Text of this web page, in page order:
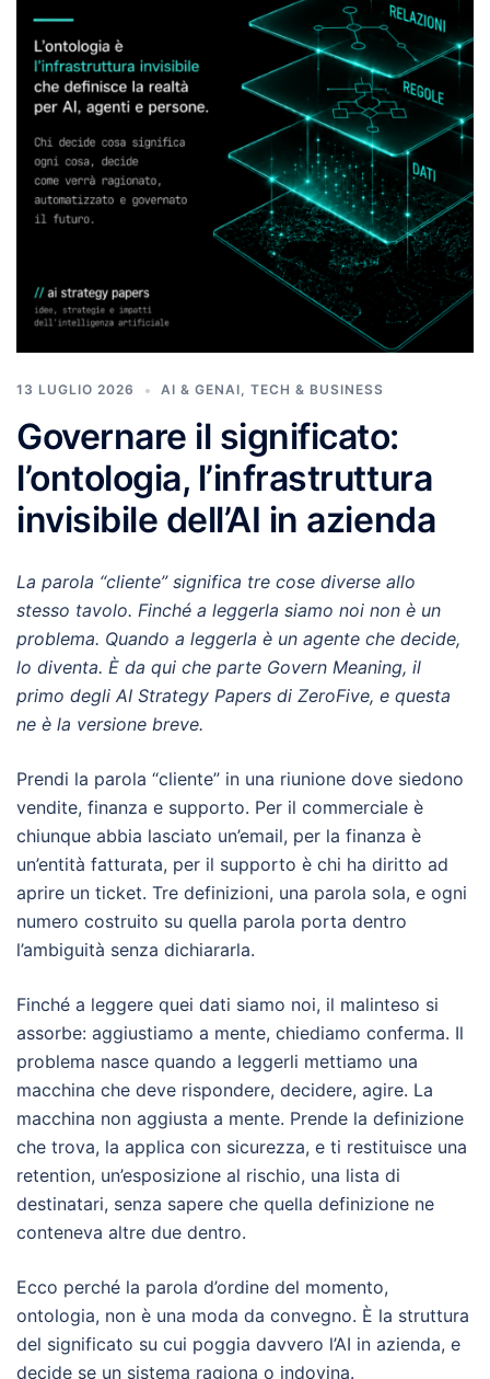
13 LUGLIO 2026 AI & GENAI, TECH & BUSINESS
Governare il significato:
l’ontologia, l’infrastruttura
invisibile dell’AI in azienda
La parola “cliente” significa tre cose diverse allo
stesso tavolo. Finché a leggerla siamo noi non è un
problema. Quando a leggerla è un agente che decide,
lo diventa. È da qui che parte Govern Meaning, il
primo degli AI Strategy Papers di ZeroFive, e questa
ne è la versione breve.
Prendi la parola “cliente” in una riunione dove siedono
vendite, finanza e supporto. Per il commerciale è
chiunque abbia lasciato un’email, per la finanza è
un’entità fatturata, per il supporto è chi ha diritto ad
aprire un ticket. Tre definizioni, una parola sola, e ogni
numero costruito su quella parola porta dentro
l’ambiguità senza dichiararla.
Finché a leggere quei dati siamo noi, il malinteso si
assorbe: aggiustiamo a mente, chiediamo conferma. Il
problema nasce quando a leggerli mettiamo una
macchina che deve rispondere, decidere, agire. La
macchina non aggiusta a mente. Prende la definizione
che trova, la applica con sicurezza, e ti restituisce una
retention, un’esposizione al rischio, una lista di
destinatari, senza sapere che quella definizione ne
conteneva altre due dentro.
Ecco perché la parola d’ordine del momento,
ontologia, non è una moda da convegno. È la struttura
del significato su cui poggia davvero l’AI in azienda, e
decide se un sistema ragiona o indovina.